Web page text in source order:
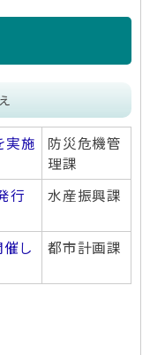
実施
防災危機管
理課
行
水産振興課
し
都市計画課